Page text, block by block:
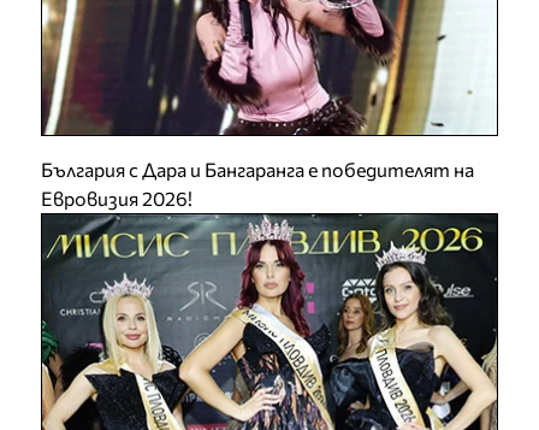
България с Дара и Бангаранга е победителят на
Евровизия 2026!